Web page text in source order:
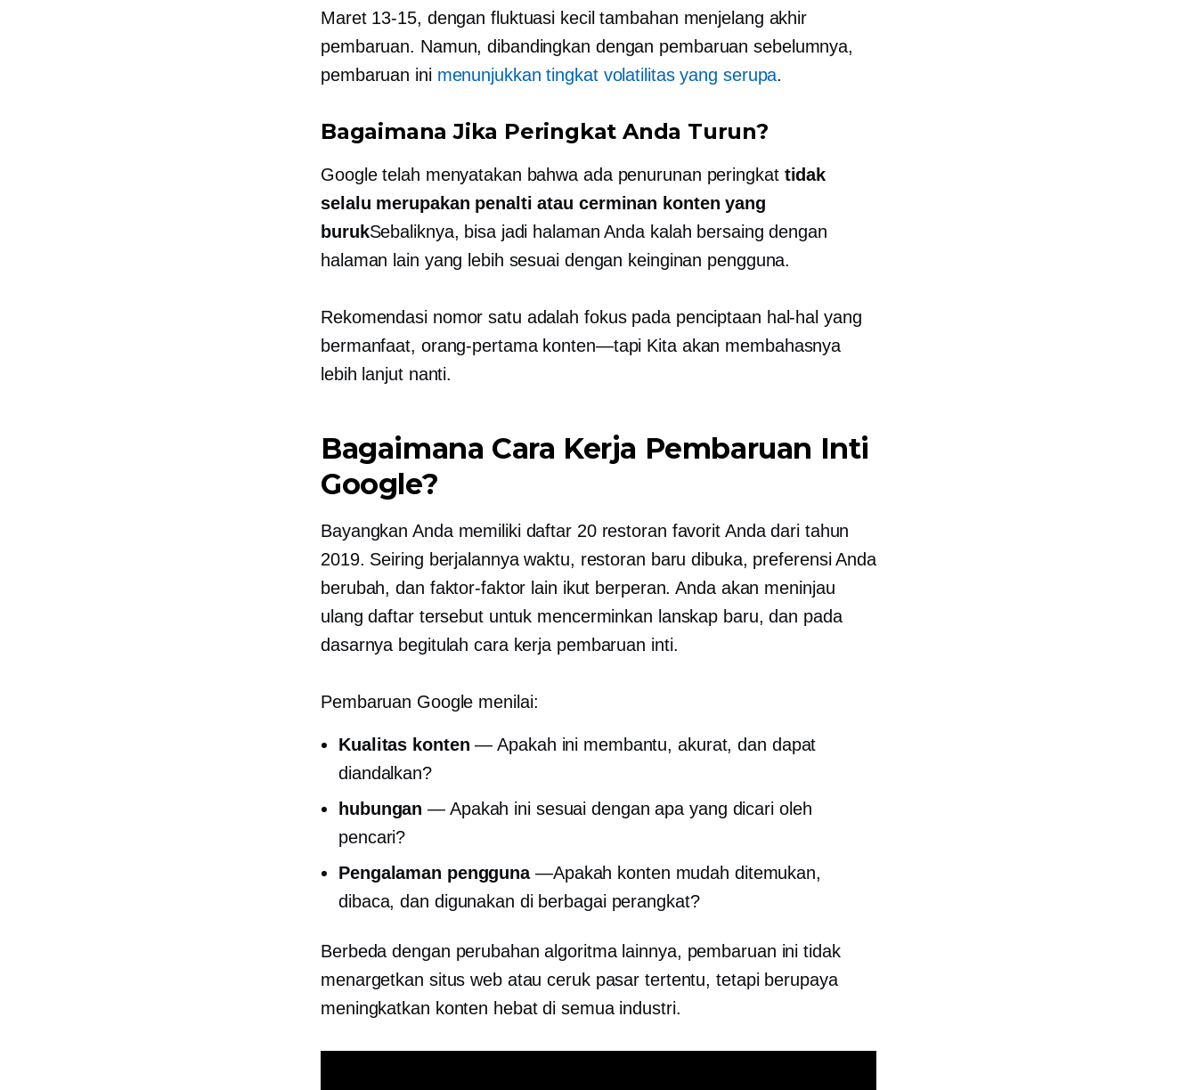
Maret 13-15, dengan fluktuasi kecil tambahan menjelang akhir
pembaruan. Namun, dibandingkan dengan pembaruan sebelumnya,
pembaruan ini menunjukkan tingkat volatilitas yang serupa.
Bagaimana Jika Peringkat Anda Turun?
Google telah menyatakan bahwa ada penurunan peringkat tidak
selalu merupakan penalti atau cerminan konten yang
burukSebaliknya, bisa jadi halaman Anda kalah bersaing dengan
halaman lain yang lebih sesuai dengan keinginan pengguna.
Rekomendasi nomor satu adalah fokus pada penciptaan hal-hal yang
bermanfaat, orang-pertama konten—tapi Kita akan membahasnya
lebih lanjut nanti.
Bagaimana Cara Kerja Pembaruan Inti
Google?
Bayangkan Anda memiliki daftar 20 restoran favorit Anda dari tahun
2019. Seiring berjalannya waktu, restoran baru dibuka, preferensi Anda
berubah, dan faktor-faktor lain ikut berperan. Anda akan meninjau
ulang daftar tersebut untuk mencerminkan lanskap baru, dan pada
dasarnya begitulah cara kerja pembaruan inti.
Pembaruan Google menilai:
Kualitas konten — Apakah ini membantu, akurat, dan dapat
diandalkan?
hubungan — Apakah ini sesuai dengan apa yang dicari oleh
pencari?
Pengalaman pengguna—Apakah konten mudah ditemukan,
dibaca, dan digunakan di berbagai perangkat?
Berbeda dengan perubahan algoritma lainnya, pembaruan ini tidak
menargetkan situs web atau ceruk pasar tertentu, tetapi berupaya
meningkatkan konten hebat di semua industri.